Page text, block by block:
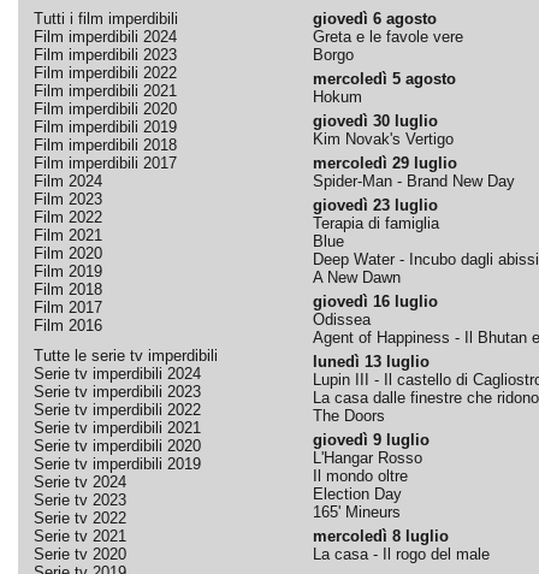
Tutti i film imperdibili
Film imperdibili 2024
Film imperdibili 2023
Film imperdibili 2022
Film imperdibili 2021
Film imperdibili 2020
Film imperdibili 2019
Film imperdibili 2018
Film imperdibili 2017
Film 2024
Film 2023
Film 2022
Film 2021
Film 2020
Film 2019
Film 2018
Film 2017
Film 2016
Tutte le serie tv imperdibili
Serie tv imperdibili 2024
Serie tv imperdibili 2023
Serie tv imperdibili 2022
Serie tv imperdibili 2021
Serie tv imperdibili 2020
Serie tv imperdibili 2019
Serie tv 2024
Serie tv 2023
Serie tv 2022
Serie tv 2021
Serie tv 2020
giovedì 6 agosto
Greta e le favole vere
Borgo
mercoledì 5 agosto
Hokum
giovedì 30 luglio
Kim Novak's Vertigo
mercoledì 29 luglio
Spider-Man - Brand New Day
giovedì 23 luglio
Terapia di famiglia
Blue
Deep Water - Incubo dagli abissi
A New Dawn
giovedì 16 luglio
Odissea
Agent of Happiness - Il Bhutan
lunedì 13 luglio
Lupin III - Il castello di
La casa dalle finestre che ridono
The Doors
giovedì 9 luglio
L'Hangar Rosso
Il mondo oltre
Election Day
165' Mineurs
mercoledì 8 luglio
La casa - Il rogo del male